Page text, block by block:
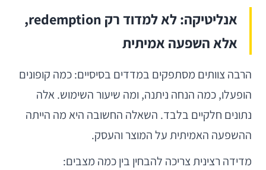
אנליטיקה: לא למדוד רק redemption,
אלא השפעה אמיתית
הרבה צוותים מסתפקים במדדים בסיסיים: כמה קופונים
הופעלו, כמה הנחה ניתנה, ומה שיעור השימוש. אלה
נתונים חלקיים בלבד. השאלה החשובה היא מה הייתה
ההשפעה האמיתית על המוצר והעסק.
מדידה רצינית צריכה להבחין בין כמה מצבים: